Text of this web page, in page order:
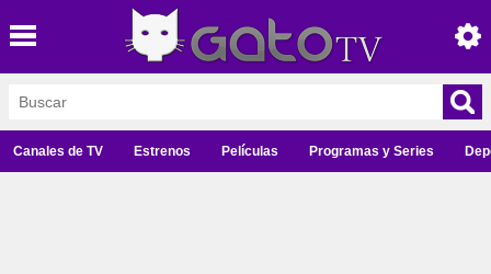
Canales de TV Estrenos Películas Programas y Series